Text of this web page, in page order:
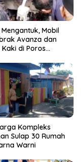
Mobil
Avanza dan
Kaki di Poros
Kompleks
Sulap 30 Rumah
Warni